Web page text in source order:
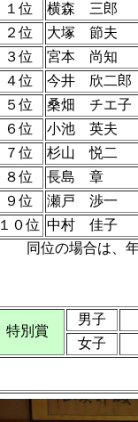
１位
横森 三郎
２位
大塚 節夫
３位
宮本 尚知
４位
今井 欣二郎
５位
桑畑 チエ子
６位
小池 英夫
７位
杉山 悦二
８位
長島 章
９位
瀬戸 渉一
１０位 中村 佳子
同位の場合は、
特別賞
男子
女子